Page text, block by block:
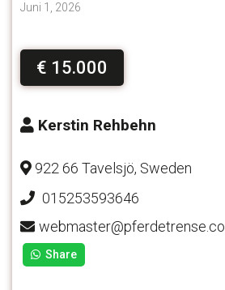
Juni 1, 2026
€ 15.000
Kerstin Rehbehn
922 66 Tavelsjö, Sweden
015253593646
Share